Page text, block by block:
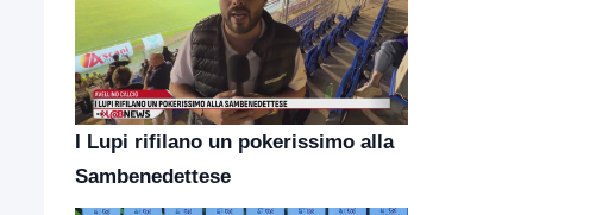
I Lupi rifilano un pokerissimo alla
Sambenedettese